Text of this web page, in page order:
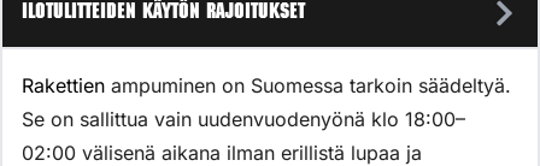
Ilotulitteiden käytön rajoitukset
Rakettien ampuminen on Suomessa tarkoin säädeltyä.
Se on sallittua vain uudenvuodenyönä klo 18:00–
02:00 välisenä aikana ilman erillistä lupaa ja